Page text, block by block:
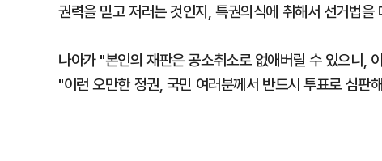
권력을 믿고 저러는 것인지, 특권의식에 취해서 선거법
나아가 "본인의 재판은 공소취소로 없애버릴 수 있으니,
"이런 오만한 정권, 국민 여러분께서 반드시 투표로 심판